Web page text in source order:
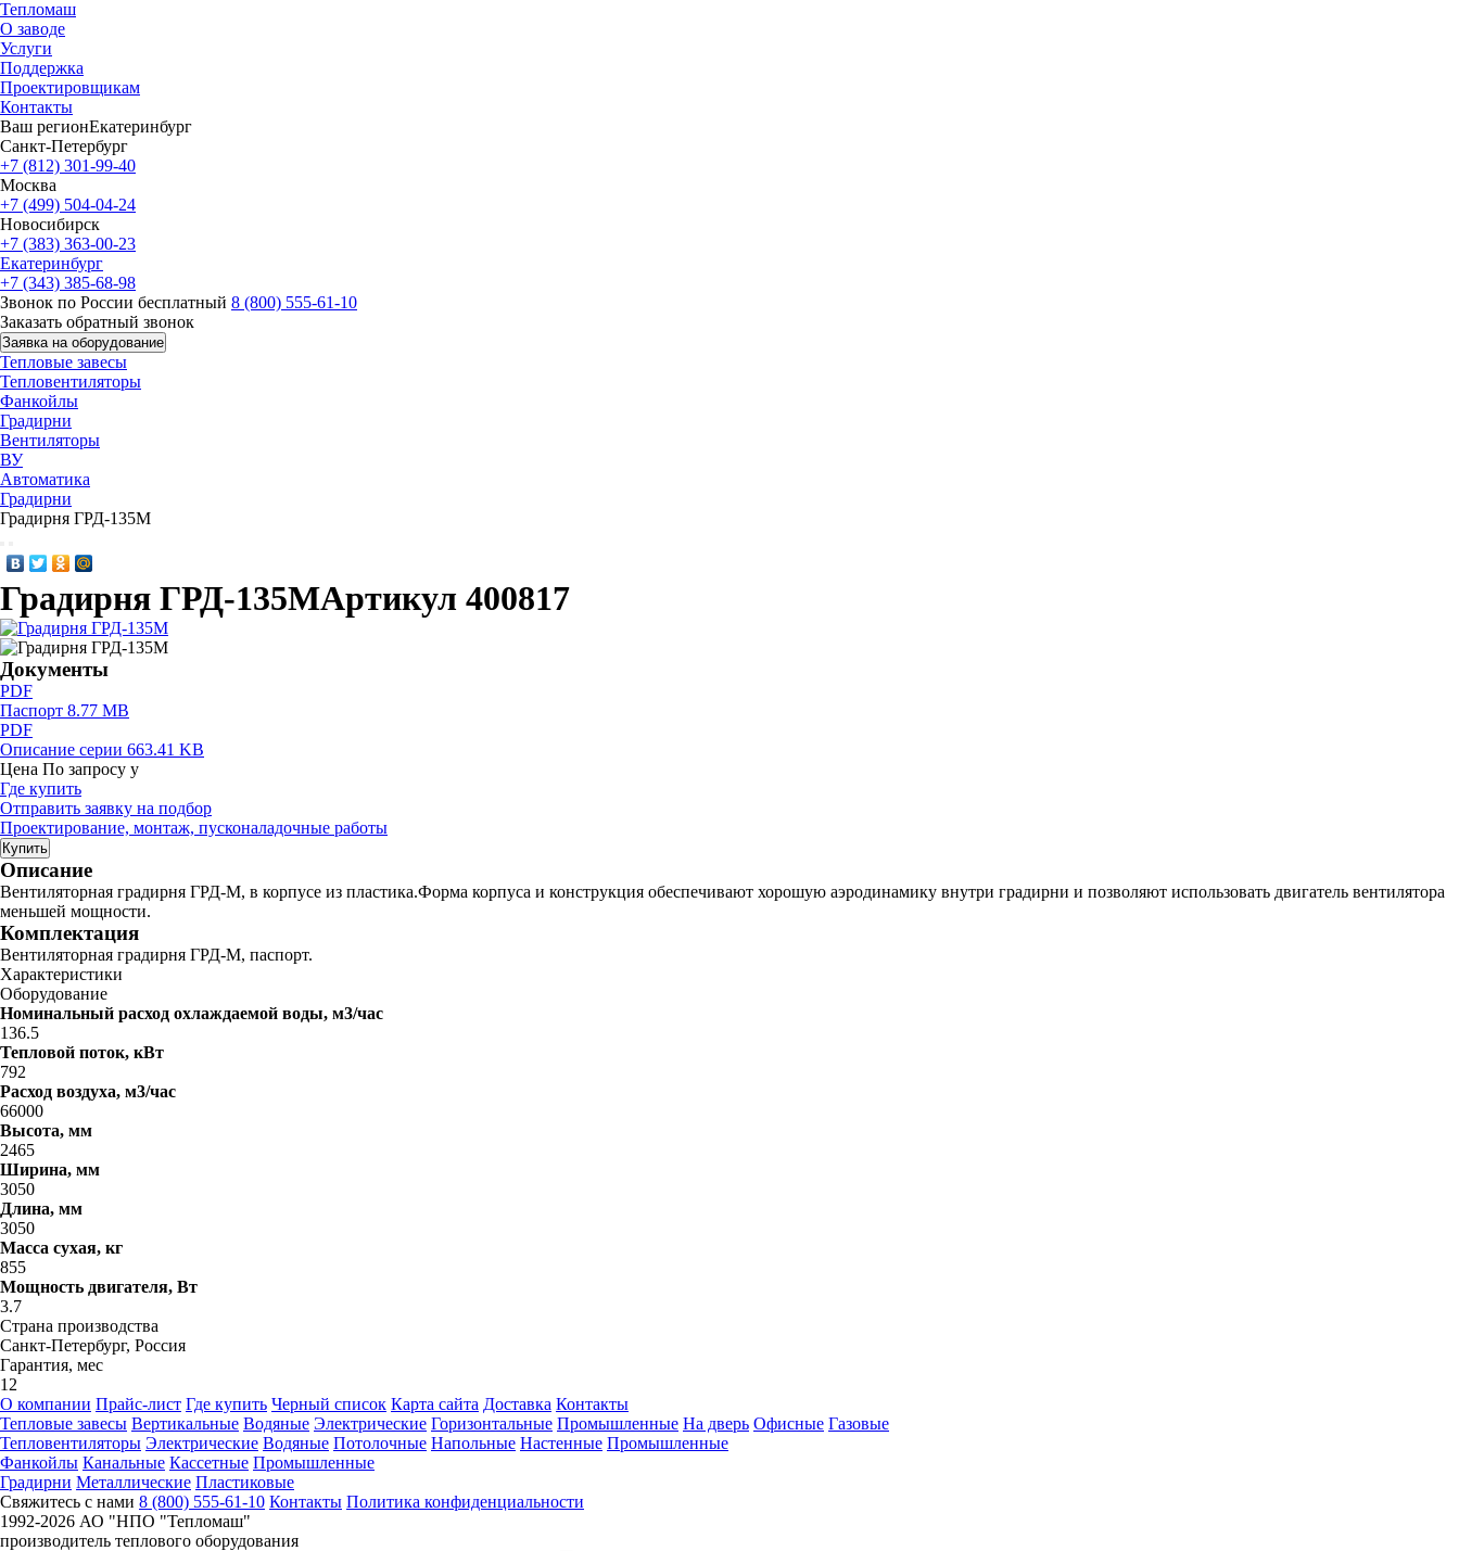
Тепломаш
О заводе
Услуги
Поддержка
Проектировщикам
Контакты
Ваш регионЕкатеринбург
Санкт-Петербург
+7 (812) 301-99-40
Москва
+7 (499) 504-04-24
Новосибирск
+7 (383) 363-00-23
Екатеринбург
+7 (343) 385-68-98
Звонок по России бесплатный 8 (800) 555-61-10
Заказать обратный звонок
Заявка на оборудование
Тепловые завесы
Тепловентиляторы
Фанкойлы
Градирни
Вентиляторы
ВУ
Автоматика
Градирни
Градирня ГРД-135М
Градирня ГРД-135МАртикул 400817
Документы
PDF
Паспорт 8.77 MB
PDF
Описание серии 663.41 KB
Цена По запросу у
Где купить
Отправить заявку на подбор
Проектирование, монтаж, пусконаладочные работы
Купить
Описание
Вентиляторная градирня ГРД-М, в корпусе из пластика.Форма корпуса и конструкция обеспечивают хорошую аэродинамику внутри градирни и позволяют использовать двигатель вентилятора
меньшей мощности.
Комплектация
Вентиляторная градирня ГРД-М, паспорт.
Характеристики
Оборудование
Номинальный расход охлаждаемой воды, м3/час
136.5
Тепловой поток, кВт
792
Расход воздуха, м3/час
66000
Высота, мм
2465
Ширина, мм
3050
Длина, мм
3050
Масса сухая, кг
855
Мощность двигателя, Вт
3.7
Страна производства
Санкт-Петербург, Россия
Гарантия, мес
12
О компании Прайс-лист Где купить Черный список Карта сайта Доставка Контакты
Тепловые завесы Вертикальные Водяные Электрические Горизонтальные Промышленные На дверь Офисные Газовые
Тепловентиляторы Электрические Водяные Потолочные Напольные Настенные Промышленные
Фанкойлы Канальные Кассетные Промышленные
Градирни Металлические Пластиковые
Свяжитесь с нами 8 (800) 555-61-10 Контакты Политика конфиденциальности
1992-2026 АО "НПО "Тепломаш"
производитель теплового оборудования